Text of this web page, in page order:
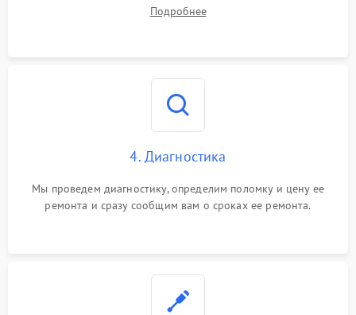
Подробнее
4. Диагностика
Мы проведем диагностику, определим поломку и цену ее
ремонта и сразу сообщим вам о сроках ее ремонта.